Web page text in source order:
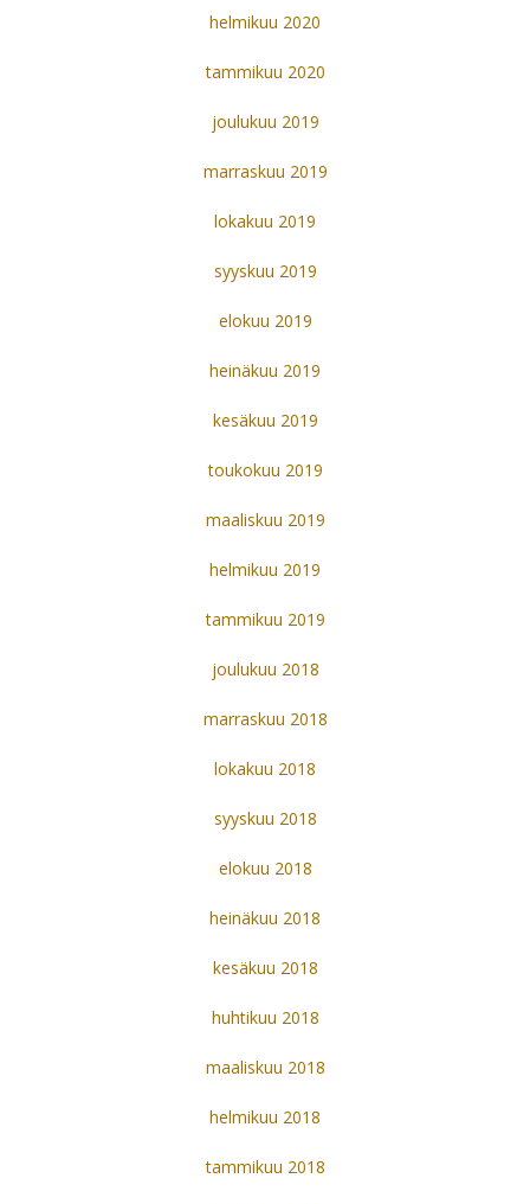
helmikuu 2020
tammikuu 2020
joulukuu 2019
marraskuu 2019
lokakuu 2019
syyskuu 2019
elokuu 2019
heinäkuu 2019
kesäkuu 2019
toukokuu 2019
maaliskuu 2019
helmikuu 2019
tammikuu 2019
joulukuu 2018
marraskuu 2018
lokakuu 2018
syyskuu 2018
elokuu 2018
heinäkuu 2018
kesäkuu 2018
huhtikuu 2018
maaliskuu 2018
helmikuu 2018
tammikuu 2018